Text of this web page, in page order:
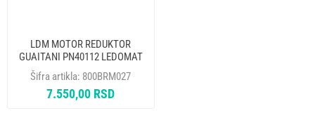
LDM MOTOR REDUKTOR
GUAITANI PN40112 LEDOMAT
BREMA 23937
Šifra artikla: 800BRM027
7.550,00 RSD